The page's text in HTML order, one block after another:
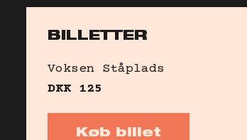
BILLETTER
Voksen Ståplads
DKK 125
Køb billet